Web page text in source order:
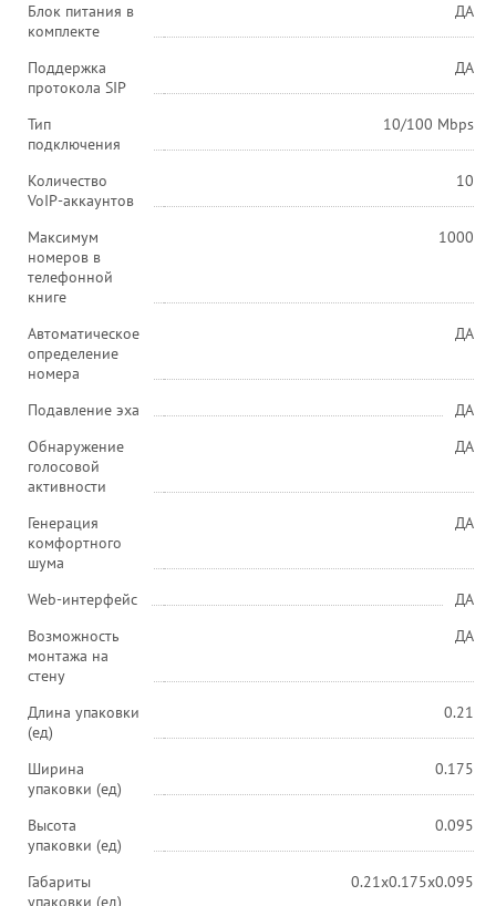
Блок питания в
комплекте
ДА
Поддержка
протокола SIP
ДА
Тип
подключения
10/100 Mbps
Количество
VoIP-аккаунтов
10
Максимум
номеров в
телефонной
книге
1000
Автоматическое
определение
номера
ДА
Подавление эха
ДА
Обнаружение
голосовой
активности
ДА
Генерация
комфортного
шума
ДА
Web-интерфейс
ДА
Возможность
монтажа на
стену
ДА
Длина упаковки
(ед)
0.21
Ширина
упаковки (ед)
0.175
Высота
упаковки (ед)
0.095
Габариты
упаковки (ед)
0.21x0.175x0.095